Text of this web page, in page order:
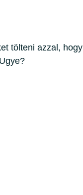
tölteni azzal, hogy